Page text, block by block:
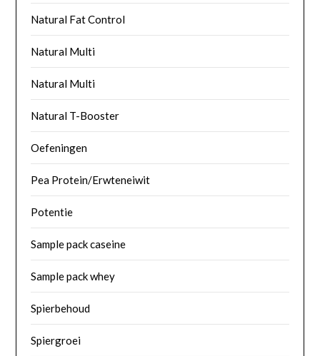
Natural Fat Control
Natural Multi
Natural Multi
Natural T-Booster
Oefeningen
Pea Protein/Erwteneiwit
Potentie
Sample pack caseine
Sample pack whey
Spierbehoud
Spiergroei